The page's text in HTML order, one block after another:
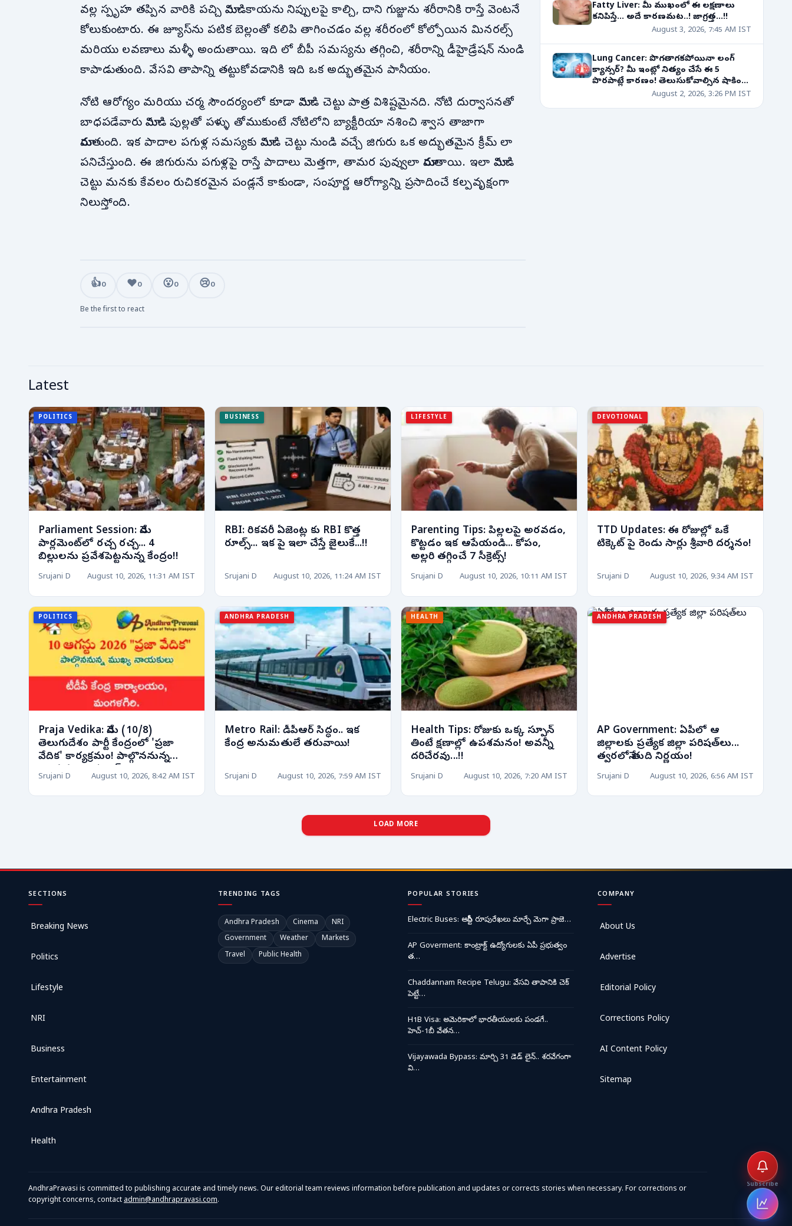
వల్ల స్పృహ తప్పిన వారికి పచ్చి మామిడికాయను నిప్పులపై కాల్చి, దాని గుజ్జును శరీరానికి రాస్తే వెంటనే
కోలుకుంటారు. ఈ జ్యూస్‌ను పటిక బెల్లంతో కలిపి తాగించడం వల్ల శరీరంలో కోల్పోయిన మినరల్స్
మరియు లవణాలు మళ్ళీ అందుతాయి. ఇది లో బీపీ సమస్యను తగ్గించి, శరీరాన్ని డీహైడ్రేషన్ నుండి
కాపాడుతుంది. వేసవి తాపాన్ని తట్టుకోవడానికి ఇది ఒక అద్భుతమైన పానీయం.
నోటి ఆరోగ్యం మరియు చర్మ సౌందర్యంలో కూడా మామిడి చెట్టు పాత్ర విశిష్టమైనది. నోటి దుర్వాసనతో
బాధపడేవారు మామిడి పుల్లతో పళ్ళు తోముకుంటే నోటిలోని బ్యాక్టీరియా నశించి శ్వాస తాజాగా
మారుతుంది. ఇక పాదాల పగుళ్ల సమస్యకు మామిడి చెట్టు నుండి వచ్చే జిగురు ఒక అద్భుతమైన క్రీమ్ లా
పనిచేస్తుంది. ఈ జిగురును పగుళ్లపై రాస్తే పాదాలు మెత్తగా, తామర పువ్వులా మారుతాయి. ఇలా మామిడి
చెట్టు మనకు కేవలం రుచికరమైన పండ్లనే కాకుండా, సంపూర్ణ ఆరోగ్యాన్ని ప్రసాదించే కల్పవృక్షంగా
నిలుస్తోంది.
Fatty Liver: మీ ముఖంలో ఈ లక్షణాలు
కనిపిస్తే... అదే కారణమట..! జాగ్రత్త...!!
August 3, 2026, 7:45 AM IST
Lung Cancer: పొగతాగకపోయినా లంగ్
క్యాన్సర్? మీ ఇంట్లో నిత్యం చేసే ఈ 5
పొరపాట్లే కారణం! తెలుసుకోవాల్సిన షాకింగ్
August 2, 2026, 3:26 PM IST
👍0 ❤️0 😮0 😢0
Be the first to react
Latest
POLITICS
Parliament Session: నేడు
పార్లమెంట్‌లో రచ్చ రచ్చ... 4
బిల్లులను ప్రవేశపెట్టనున్న కేంద్రం!!
Srujani D August 10, 2026, 11:31 AM IST
BUSINESS
RBI: రికవరీ ఏజెంట్ల కు RBI కొత్త
రూల్స్... ఇక పై ఇలా చేస్తే జైలుకే...!!
Srujani D August 10, 2026, 11:24 AM IST
LIFESTYLE
Parenting Tips: పిల్లలపై అరవడం,
కొట్టడం ఇక ఆపేయండి... కోపం,
అల్లరి తగ్గించే 7 సీక్రెట్స్!
Srujani D August 10, 2026, 10:11 AM IST
DEVOTIONAL
TTD Updates: ఈ రోజుల్లో ఒకే
టిక్కెట్ పై రెండు సార్లు శ్రీవారి దర్శనం!
Srujani D August 10, 2026, 9:34 AM IST
POLITICS
Praja Vedika: నేడు (10/8)
తెలుగుదేశం పార్టీ కేంద్రంలో 'ప్రజా
వేదిక' కార్యక్రమం! పాల్గొననున్న
నాయకుల షెడ్యూల్!
Srujani D August 10, 2026, 8:42 AM IST
ANDHRA PRADESH
Metro Rail: డీపీఆర్ సిద్ధం.. ఇక
కేంద్ర అనుమతులే తరువాయి!
Srujani D August 10, 2026, 7:59 AM IST
HEALTH
Health Tips: రోజుకు ఒక్క స్పూన్
తింటే క్షణాల్లో ఉపశమనం! అవన్నీ
దరిచేరవు...!!
Srujani D August 10, 2026, 7:20 AM IST
ANDHRA PRADESH
AP Government: ఏపీలో ఆ
జిల్లాలకు ప్రత్యేక జిల్లా పరిషత్‌లు...
త్వరలోనే తుది నిర్ణయం!
Srujani D August 10, 2026, 6:56 AM IST
LOAD MORE
SECTIONS
Breaking News
Politics
Lifestyle
NRI
Business
Entertainment
Andhra Pradesh
Health
TRENDING TAGS
Andhra Pradesh Cinema
NRI
Government
Weather
Markets
Travel
Public Health
POPULAR STORIES
Electric Buses: ఆర్టీసీ రూపురేఖలు మార్చే మెగా ప్రాజె…
AP Goverment: కాంట్రాక్ట్ ఉద్యోగులకు ఏపీ ప్రభుత్వం
త…
Chaddannam Recipe Telugu: వేసవి తాపానికి చెక్
పెట్టే…
H1B Visa: అమెరికాలో భారతీయులకు పండగే..
హెచ్-1బీ వేతన…
Vijayawada Bypass: మార్చి 31 డెడ్ లైన్.. శరవేగంగా
వి…
COMPANY
About Us
Advertise
Editorial Policy
Corrections Policy
AI Content Policy
Sitemap
AndhraPravasi is committed to publishing accurate and timely news. Our editorial team reviews information before publication and updates or corrects stories when necessary. For corrections or
copyright concerns, contactadmin@andhrapravasi.com.
Subscribe
Open